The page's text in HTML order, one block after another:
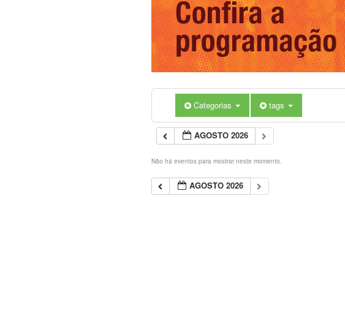
Categorias tags
AGOSTO 2026
Não há eventos para mostrar neste momento.
AGOSTO 2026